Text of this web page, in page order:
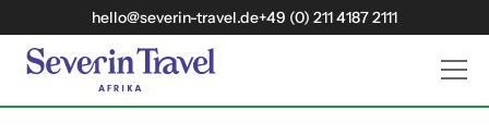
hello@severin-travel.de+49 (0) 211 4187 2111